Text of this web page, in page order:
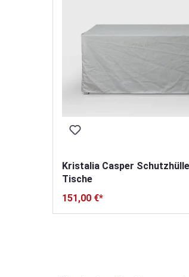
Kristalia Casper
Tische
151,00 €*